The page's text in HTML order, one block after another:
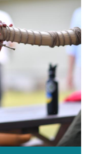
Instagram
Flick TikTok